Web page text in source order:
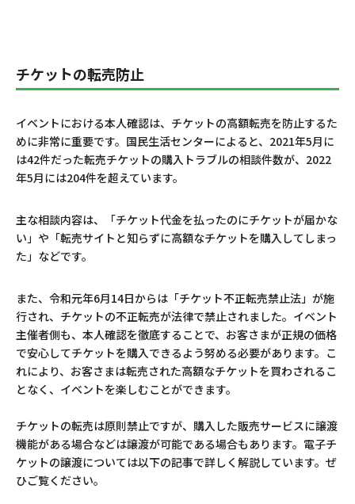
チケットの転売防止
イベントにおける本人確認は、チケットの高額転売を防止するた
めに非常に重要です。国民生活センターによると、2021年5月に
は42件だった転売チケットの購入トラブルの相談件数が、2022
年5月には204件を超えています。
主な相談内容は、「チケット代金を払ったのにチケットが届かな
い」や「転売サイトと知らずに高額なチケットを購入してしまっ
た」などです。
また、令和元年6月14日からは「チケット不正転売禁止法」が施
行され、チケットの不正転売が法律で禁止されました。イベント
主催者側も、本人確認を徹底することで、お客さまが正規の価格
で安心してチケットを購入できるよう努める必要があります。こ
れにより、お客さまは転売された高額なチケットを買わされるこ
となく、イベントを楽しむことができます。
チケットの転売は原則禁止ですが、購入した販売サービスに譲渡
機能がある場合などは譲渡が可能である場合もあります。電子チ
ケットの譲渡については以下の記事で詳しく解説しています。ぜ
ひご覧ください。